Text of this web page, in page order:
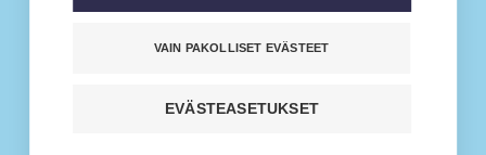
VAIN PAKOLLISET EVÄSTEET
EVÄSTEASETUKSET